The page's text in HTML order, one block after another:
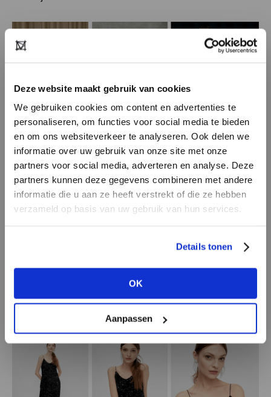
Deze website maakt gebruik van cookies
We gebruiken cookies om content en advertenties te
personaliseren, om functies voor social media te bieden
en om ons websiteverkeer te analyseren. Ook delen we
informatie over uw gebruik van onze site met onze
partners voor social media, adverteren en analyse. Deze
partners kunnen deze gegevens combineren met andere
informatie die u aan ze heeft verstrekt of die ze hebben
verzameld op basis van uw gebruik van hun services.
Details tonen
OK
Aanpassen
HEB JE NOG GEEN
ACCOUNT?
aan of bekijk de andere mogelijkheden.
BEKIJK ALLE OPTIES
De leren trenchcoat
De futuristische film The Matrix inspireerde de
mode in de jaren '90 en nu opnieuw in 2020 in
de vorm van de lange leren trenchcoat. Het item
streetstyle-ster en zit in de collecties van o.a.